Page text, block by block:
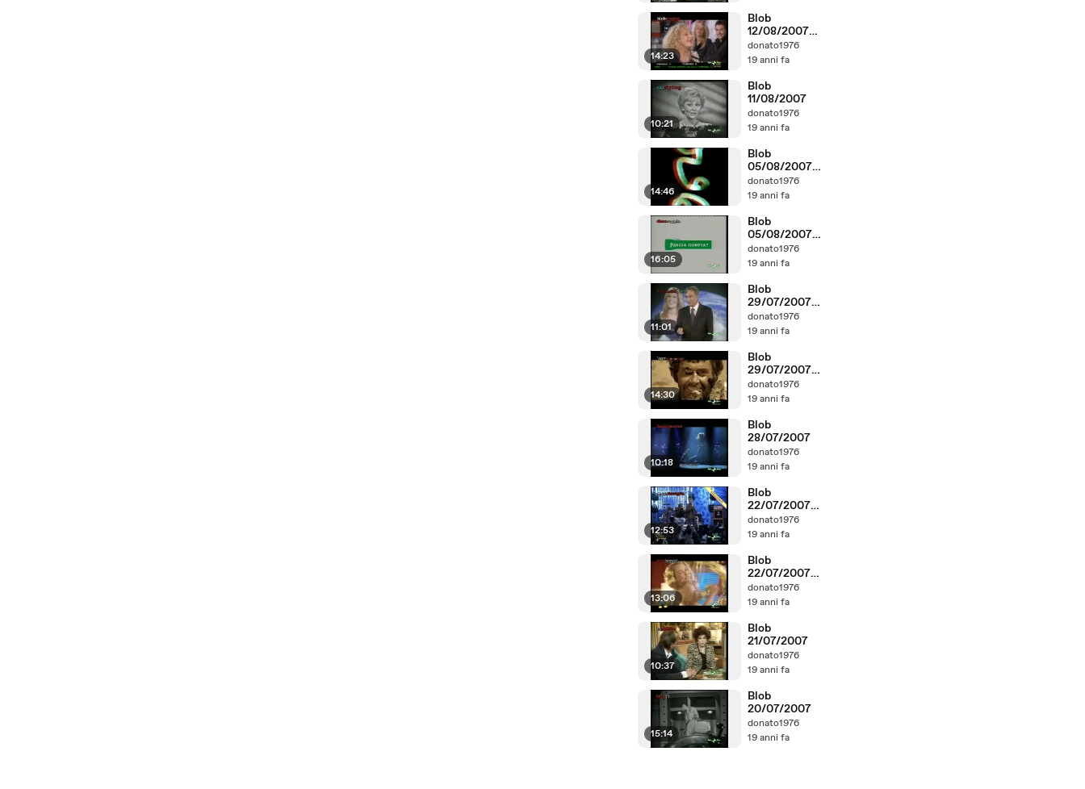
14:23
Blob
12/08/2007
parte2
donato1976
19 anni fa
10:21
Blob
11/08/2007
donato1976
19 anni fa
14:46
Blob
05/08/2007
parte1
donato1976
19 anni fa
16:05
Blob
05/08/2007
parte2
donato1976
19 anni fa
11:01
Blob
29/07/2007
Parte1
donato1976
19 anni fa
14:30
Blob
29/07/2007
Parte2
donato1976
19 anni fa
10:18
Blob
28/07/2007
donato1976
19 anni fa
12:53
Blob
22/07/2007
parte2
donato1976
19 anni fa
13:06
Blob
22/07/2007
parte1
donato1976
19 anni fa
10:37
Blob
21/07/2007
donato1976
19 anni fa
15:14
Blob
20/07/2007
donato1976
19 anni fa